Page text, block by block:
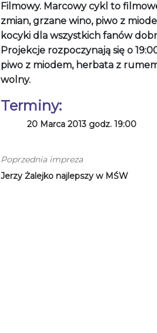
Filmowy. Marcowy cykl to
zmian, grzane wino, piwo z
kocyki dla wszystkich fanów
Projekcje rozpoczynają się o
piwo z miodem, herbata z
wolny.
Terminy:
20 Marca 2013 godz. 19:00
Poprzednia impreza
Jerzy Żalejko najlepszy w MŚW